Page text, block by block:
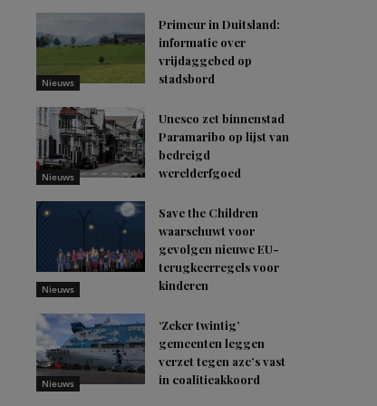
Nieuws
Primeur in Duitsland:
informatie over
vrijdaggebed op
stadsbord
Nieuws
Unesco zet binnenstad
Paramaribo op lijst van
bedreigd
werelderfgoed
Nieuws
Save the Children
waarschuwt voor
gevolgen nieuwe EU-
terugkeerregels voor
kinderen
Nieuws
‘Zeker twintig’
gemeenten leggen
verzet tegen azc’s vast
in coalitieakkoord